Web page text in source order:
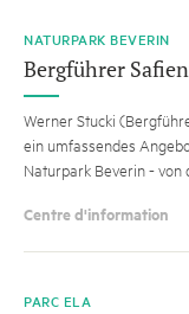
NATURPARK BEVERIN
Bergführer
Werner Stucki
ein umfassendes
Naturpark Beverin - von
Centre d'information
PARC ELA